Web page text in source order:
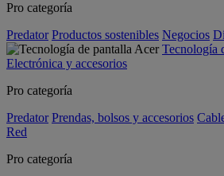
Pro categoría
Predator Productos sostenibles Negocios
Tecnología
Electrónica y accesorios
Pro categoría
Predator Prendas, bolsos y accesorios
Red
Pro categoría